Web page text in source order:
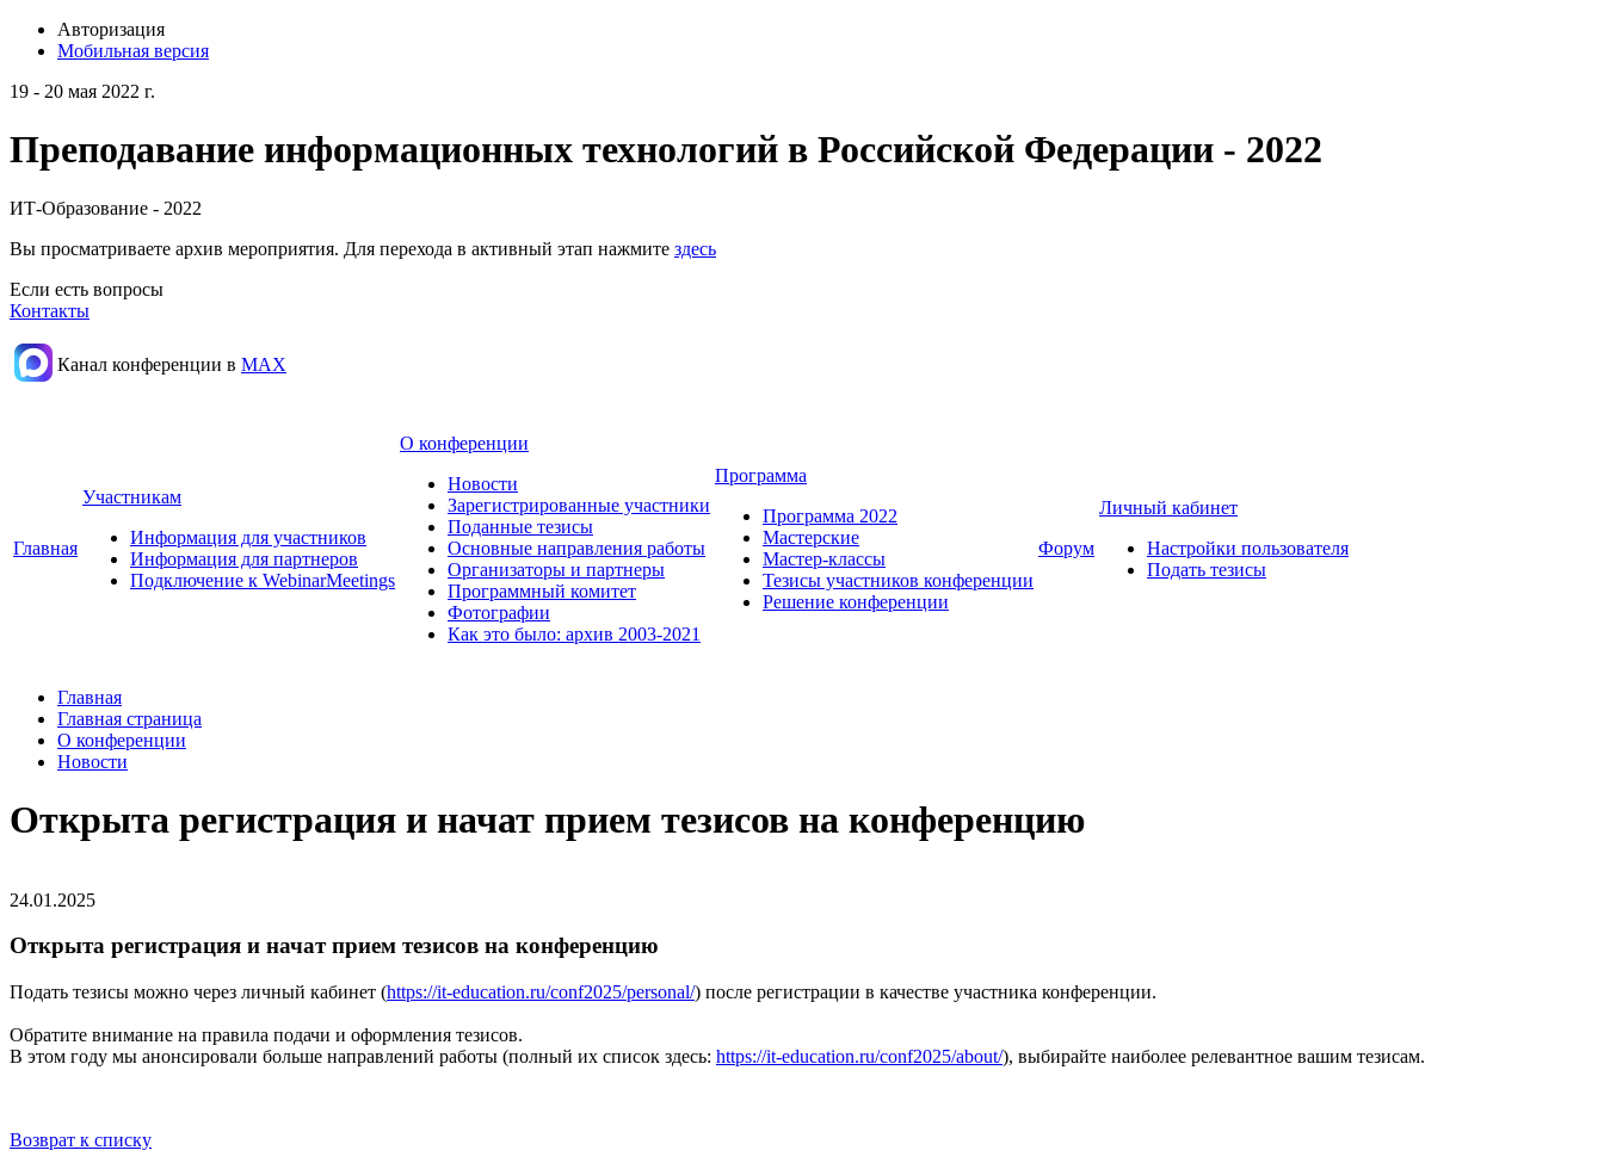
Авторизация
Мобильная версия
19 - 20 мая 2022 г.
Преподавание информационных технологий в Российской Федерации - 2022
ИТ-Образование - 2022
Вы просматриваете архив мероприятия. Для перехода в активный этап нажмите здесь
Если есть вопросы
Контакты
Канал конференции в МАХ
Главная
Участникам
Информация для участников
Информация для партнеров
Подключение к WebinarMeetings
О конференции
Новости
Зарегистрированные участники
Поданные тезисы
Основные направления работы
Организаторы и партнеры
Программный комитет
Фотографии
Как это было: архив 2003-2021
Программа
Программа 2022
Мастерские
Мастер-классы
Тезисы участников конференции
Решение конференции
Форум
Личный кабинет
Настройки пользователя
Подать тезисы
Главная
Главная страница
О конференции
Новости
Открыта регистрация и начат прием тезисов на конференцию
24.01.2025
Открыта регистрация и начат прием тезисов на конференцию
Подать тезисы можно через личный кабинет (https://it-education.ru/conf2025/personal/) после регистрации в качестве участника конференции.
Обратите внимание на правила подачи и оформления тезисов.
В этом году мы анонсировали больше направлений работы (полный их список здесь: https://it-education.ru/conf2025/about/), выбирайте наиболее релевантное вашим тезисам.
Возврат к списку